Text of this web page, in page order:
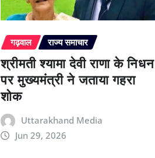
गढ़वाल राज्य समाचार
श्रीमती श्यामा देवी राणा के निधन
पर मुख्यमंत्री ने जताया गहरा
शोक
Uttarakhand Media
Jun 29, 2026